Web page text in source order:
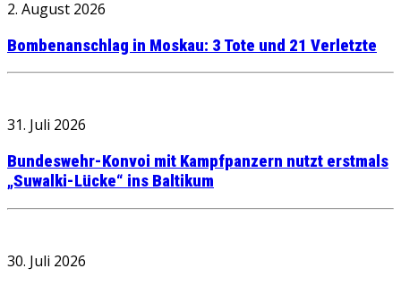
2. August 2026
Bombenanschlag in Moskau: 3 Tote und 21 Verletzte
31. Juli 2026
Bundeswehr-Konvoi mit Kampfpanzern nutzt erstmals
„Suwalki-Lücke“ ins Baltikum
30. Juli 2026